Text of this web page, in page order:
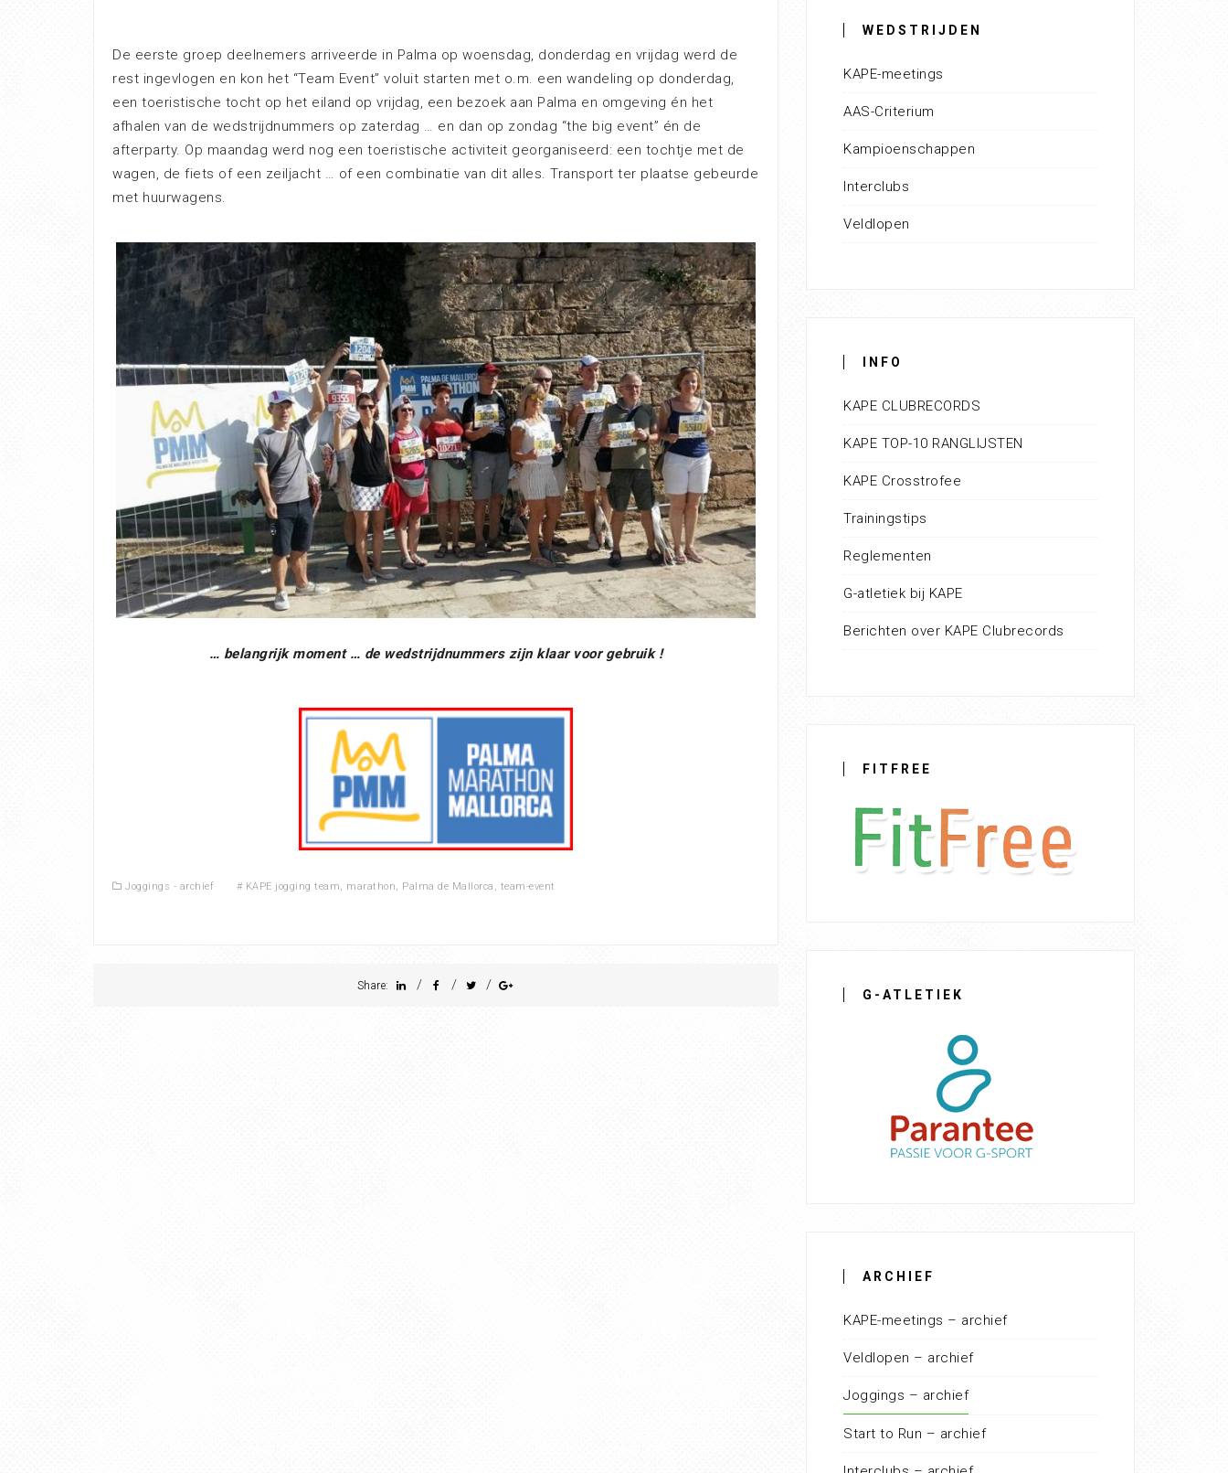
De eerste groep deelnemers arriveerde in Palma op woensdag, donderdag en vrijdag werd de
rest ingevlogen en kon het “Team Event” voluit starten met o.m. een wandeling op donderdag,
een toeristische tocht op het eiland op vrijdag, een bezoek aan Palma en omgeving én het
afhalen van de wedstrijdnummers op zaterdag … en dan op zondag “the big event” én de
afterparty. Op maandag werd nog een toeristische activiteit georganiseerd: een tochtje met de
wagen, de fiets of een zeiljacht … of een combinatie van dit alles. Transport ter plaatse gebeurde
met huurwagens.
… belangrijk moment … de wedstrijdnummers zijn klaar voor gebruik !
Joggings - archief # KAPE jogging team, marathon, Palma de Mallorca , team-event
Share: / / /
WEDSTRIJDEN
KAPE-meetings
AAS-Criterium
Kampioenschappen
Interclubs
Veldlopen
INFO
KAPE CLUBRECORDS
KAPE TOP-10 RANGLIJSTEN
KAPE Crosstrofee
Trainingstips
Reglementen
G-atletiek bij KAPE
Berichten over KAPE Clubrecords
FITFREE
G-ATLETIEK
ARCHIEF
KAPE-meetings – archief
Veldlopen – archief
Joggings – archief
Start to Run – archief